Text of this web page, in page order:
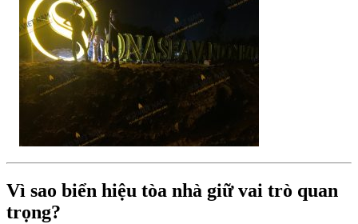
Vì sao biển hiệu tòa nhà giữ vai trò quan
trọng?